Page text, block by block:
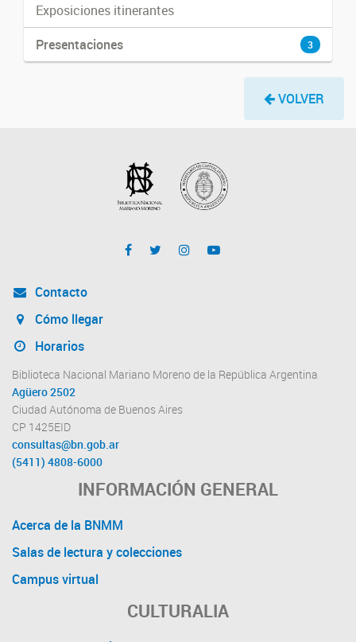
Exposiciones itinerantes
Presentaciones
3
VOLVER
Contacto
Cómo llegar
Horarios
Biblioteca Nacional Mariano Moreno de la República Argentina
Agüero 2502
Ciudad Autónoma de Buenos Aires
CP 1425EID
consultas@bn.gob.ar
(5411) 4808-6000
INFORMACIÓN GENERAL
Acerca de la BNMM
Salas de lectura y colecciones
Campus virtual
CULTURALIA